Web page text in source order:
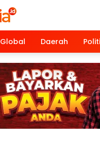
Global Daerah